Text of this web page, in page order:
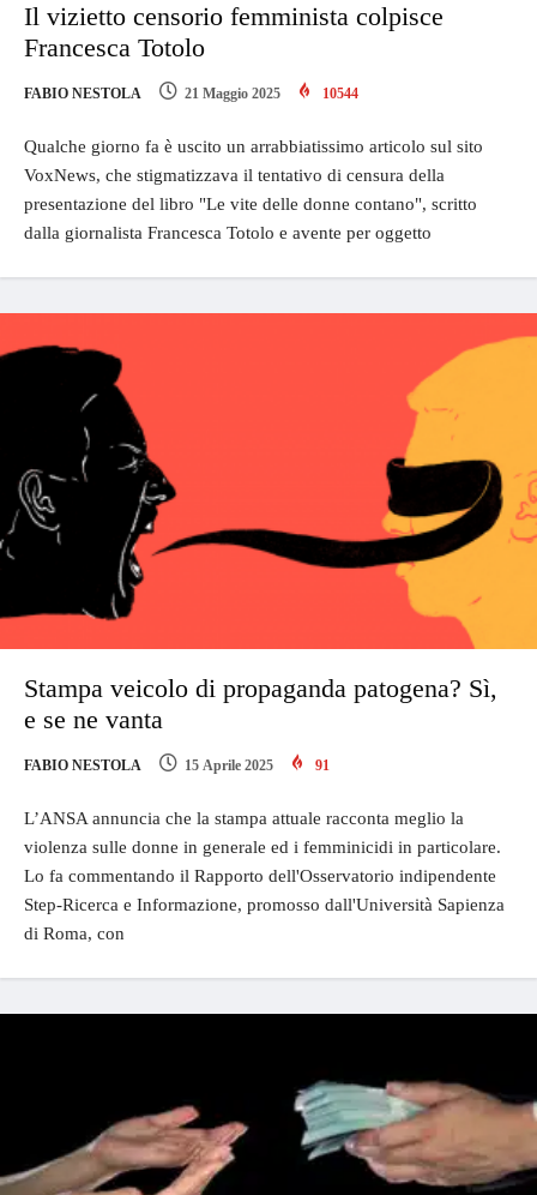
Il vizietto censorio femminista colpisce
Francesca Totolo
FABIO NESTOLA 21 Maggio 2025 10544
Qualche giorno fa è uscito un arrabbiatissimo articolo sul sito
VoxNews, che stigmatizzava il tentativo di censura della
presentazione del libro "Le vite delle donne contano", scritto
dalla giornalista Francesca Totolo e avente per oggetto
Stampa veicolo di propaganda patogena? Sì,
e se ne vanta
FABIO NESTOLA 15 Aprile 2025 91
L’ANSA annuncia che la stampa attuale racconta meglio la
violenza sulle donne in generale ed i femminicidi in particolare.
Lo fa commentando il Rapporto dell'Osservatorio indipendente
Step-Ricerca e Informazione, promosso dall'Università Sapienza
di Roma, con